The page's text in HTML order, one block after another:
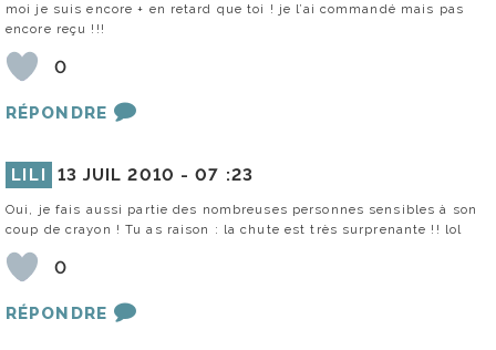
moi je suis encore + en retard que toi ! je l’ai commandé mais pas
encore reçu !!!
0
RÉPONDRE
LILI 13 JUIL 2010 -07 :23
Oui, je fais aussi partie des nombreuses personnes sensibles à son
coup de crayon ! Tu as raison : la chute est très surprenante !! lol
0
RÉPONDRE